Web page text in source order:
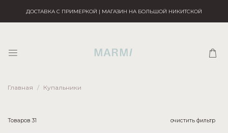
ДОСТАВКА С ПРИМЕРКОЙ | МАГАЗИН НА БОЛЬШОЙ НИКИТСКОЙ
Главная Купальники
Товаров31 очистить фильтр